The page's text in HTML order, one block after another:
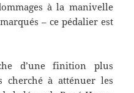
à la manivelle
– ce pédalier est
d’une finition plus
cherché à atténuer les